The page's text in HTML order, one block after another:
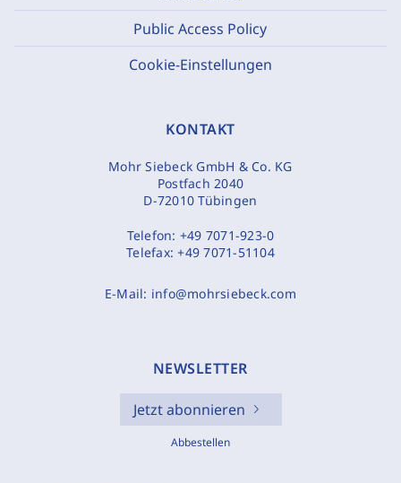
Public Access Policy
Cookie-Einstellungen
KONTAKT
Mohr Siebeck GmbH & Co. KG
Postfach 2040
D-72010 Tübingen
Telefon: +49 7071-923-0
Telefax:+49 7071-51104
E-Mail: info@mohrsiebeck.com
NEWSLETTER
Jetzt abonnieren
Abbestellen